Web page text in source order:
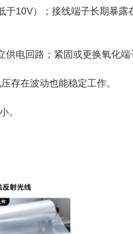
10V）；接线端子长期暴
电回路；紧固或更换氧化端
存在波动也能稳定工作。
。